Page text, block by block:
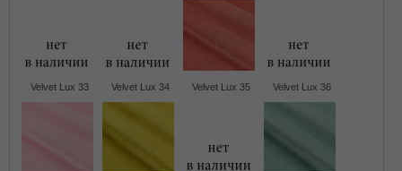
Velvet Lux 33 Velvet Lux 34 Velvet Lux 35 Velvet Lux 36